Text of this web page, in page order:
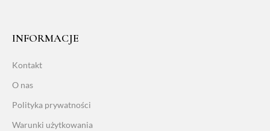
INFORMACJE
Kontakt
O nas
Polityka prywatności
Warunki użytkowania